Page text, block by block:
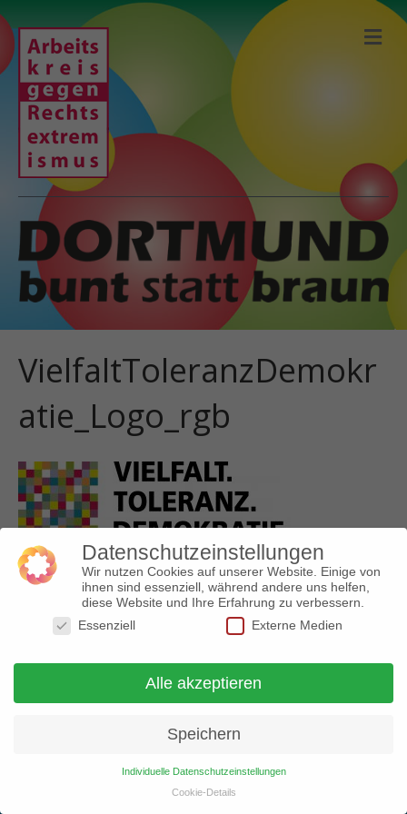
N
A
O
N
VielfaltToleranzDemokr
atie_Logo_rgb
© 2018 Arbeitskreis gegen Rechtsextremismus |
Impressum|Datenschutz
Datenschutzeinstellungen
Wir nutzen Cookies auf unserer Website. Einige von
ihnen sind essenziell, während andere uns helfen,
diese Website und Ihre Erfahrung zu verbessern.
Essenziell
Externe Medien
Alle akzeptieren
Speichern
Individuelle Datenschutzeinstellungen
Cookie-Details